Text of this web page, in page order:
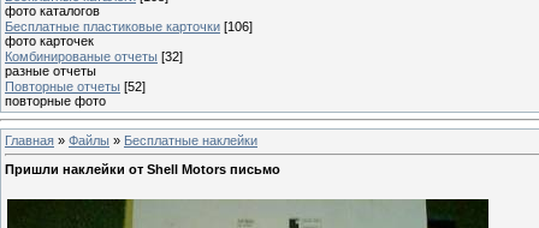
фото каталогов
Бесплатные пластиковые карточки [106]
фото карточек
Комбинированые отчеты [32]
разные отчеты
Повторные отчеты [52]
повторные фото
Главная » Файлы » Бесплатные наклейки
Пришли наклейки от Shell Motors письмо